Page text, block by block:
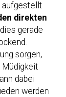
aufgestellt
direkten
gerade
sorgen,
Müdigkeit
dabei
werden